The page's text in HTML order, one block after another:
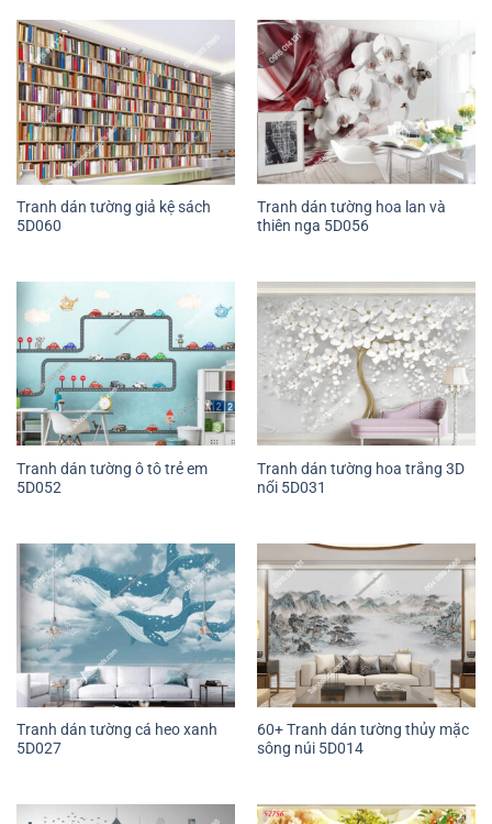
Tranh dán tường giả kệ sách
5D060
Tranh dán tường hoa lan và
thiên nga 5D056
Tranh dán tường ô tô trẻ em
5D052
Tranh dán tường hoa trắng 3D
nổi 5D031
Tranh dán tường cá heo xanh
5D027
60+ Tranh dán tường thủy mặc
sông núi 5D014